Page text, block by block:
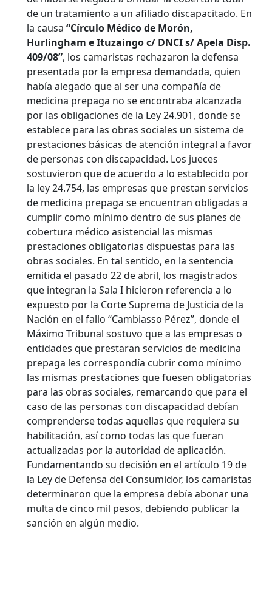
de un tratamiento a un afiliado discapacitado. En
la causa “Círculo Médico de Morón,
Hurlingham e Ituzaingo c/ DNCI s/ Apela Disp.
409/08”, los camaristas rechazaron la defensa
presentada por la empresa demandada, quien
había alegado que al ser una compañía de
medicina prepaga no se encontraba alcanzada
por las obligaciones de la Ley 24.901, donde se
establece para las obras sociales un sistema de
prestaciones básicas de atención integral a favor
de personas con discapacidad. Los jueces
sostuvieron que de acuerdo a lo establecido por
la ley 24.754, las empresas que prestan servicios
de medicina prepaga se encuentran obligadas a
cumplir como mínimo dentro de sus planes de
cobertura médico asistencial las mismas
prestaciones obligatorias dispuestas para las
obras sociales. En tal sentido, en la sentencia
emitida el pasado 22 de abril, los magistrados
que integran la Sala I hicieron referencia a lo
expuesto por la Corte Suprema de Justicia de la
Nación en el fallo “Cambiasso Pérez”, donde el
Máximo Tribunal sostuvo que a las empresas o
entidades que prestaran servicios de medicina
prepaga les correspondía cubrir como mínimo
las mismas prestaciones que fuesen obligatorias
para las obras sociales, remarcando que para el
caso de las personas con discapacidad debían
comprenderse todas aquellas que requiera su
habilitación, así como todas las que fueran
actualizadas por la autoridad de aplicación.
Fundamentando su decisión en el artículo 19 de
la Ley de Defensa del Consumidor, los camaristas
determinaron que la empresa debía abonar una
multa de cinco mil pesos, debiendo publicar la
sanción en algún medio.